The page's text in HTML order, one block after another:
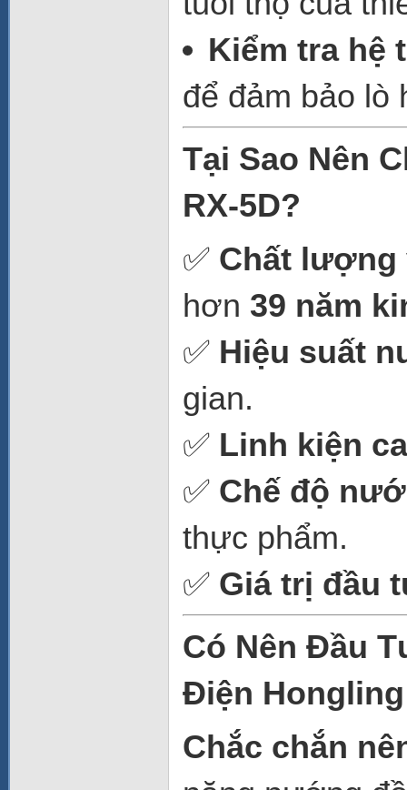
Kiểm tra hệ
để đảm bảo lò
Tại Sao Nên
RX-5D?
✅ Chất
hơn 39 năm
✅ Hiệu suất
gian.
✅ Linh kiện
✅ Chế độ
thực phẩm.
✅ Giá trị đầu
Có Nên Đầu
Điện Hongling
Chắc chắn